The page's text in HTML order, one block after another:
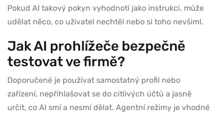
Pokud AI takový pokyn vyhodnotí jako instrukci, může
udělat něco, co uživatel nechtěl nebo si toho nevšiml.
Jak AI prohlížeče bezpečně
testovat ve firmě?
Doporučené je používat samostatný profil nebo
zařízení, nepřihlašovat se do citlivých účtů a jasně
určit, co AI smí a nesmí dělat. Agentní režimy je vhodné